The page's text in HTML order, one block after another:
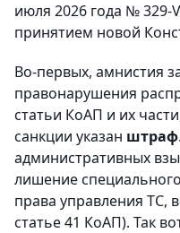
июля 2026 года № 329-
принятием новой
Во-первых, амнистия
правонарушения
статьи КоАП и их
санкции указан штраф
административных
лишение
права управления ТС,
статье 41 КоАП). Так